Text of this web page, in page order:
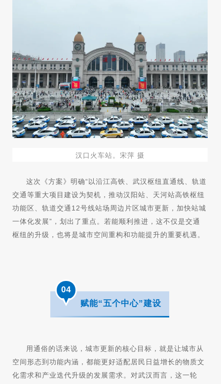
汉口火车站。宋萍 摄
这次《方案》明确“以沿江高铁、武汉枢纽直通线、轨道
交通等重大项目建设为契机，推动汉阳站、天河站高铁枢纽
功能区、轨道交通12号线站场周边片区城市更新，加快站城
一体化发展”，划出了重点。若能顺利推进，这不仅是交通
枢纽的升级，也将是城市空间重构和功能提升的重要机遇。
04
赋能“五个中心”建设
用通俗的话来说，城市更新的核心目标，就是让城市从
空间形态到功能内涵，都能更好适配居民日益增长的物质文
化需求和产业迭代升级的发展需求。对武汉而言，这一轮